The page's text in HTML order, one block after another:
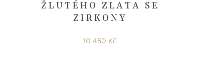
ŽLUTÉHO ZLATA SE
ZIRKONY
10 450 Kč